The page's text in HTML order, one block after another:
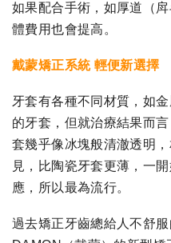
如果配合手術，如厚道（
體費用也會提高。
戴蒙矯正系統 輕便新選擇
牙套有各種不同材質，如
的牙套，但就治療結果而
套幾乎像冰塊般清澈透明
見，比陶瓷牙套更薄，一
應，所以最為流行。
過去矯正牙齒總給人不舒